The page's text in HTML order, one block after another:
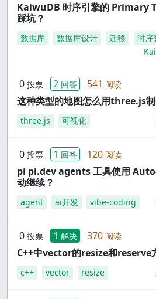
KaiwuDB 时序引擎的 Primary
踩坑？
数据库 数据库设计 迁移 时
0 投票 2 回答 541 阅读
这种类型的地图怎么用three.js
three.js 可视化
0 投票 1 回答 120 阅读
pi pi.dev agents 工具使用
动继续？
agent ai开发 vibe-coding
0 投票 1 解决 370 阅读
C++中vector的resize和reserve
c++ vector resize